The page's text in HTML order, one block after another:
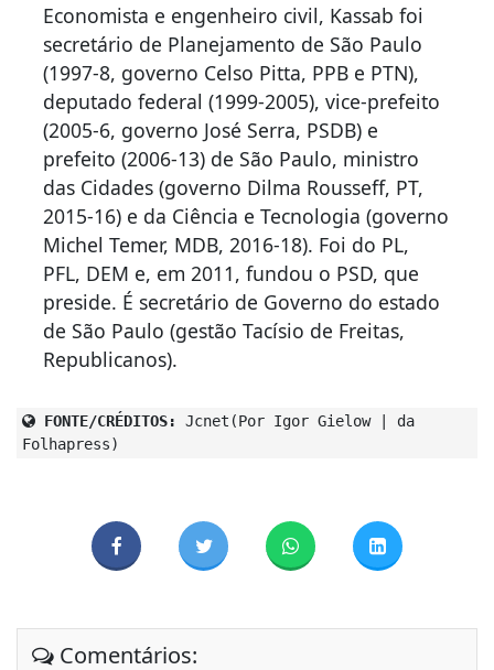
Economista e engenheiro civil, Kassab foi
secretário de Planejamento de São Paulo
(1997-8, governo Celso Pitta, PPB e PTN),
deputado federal (1999-2005), vice-prefeito
(2005-6, governo José Serra, PSDB) e
prefeito (2006-13) de São Paulo, ministro
das Cidades (governo Dilma Rousseff, PT,
2015-16) e da Ciência e Tecnologia (governo
Michel Temer, MDB, 2016-18). Foi do PL,
PFL, DEM e, em 2011, fundou o PSD, que
preside. É secretário de Governo do estado
de São Paulo (gestão Tacísio de Freitas,
Republicanos).
FONTE/CRÉDITOS:
Jcnet(Por Igor Gielow | da
Folhapress)
Comentários: